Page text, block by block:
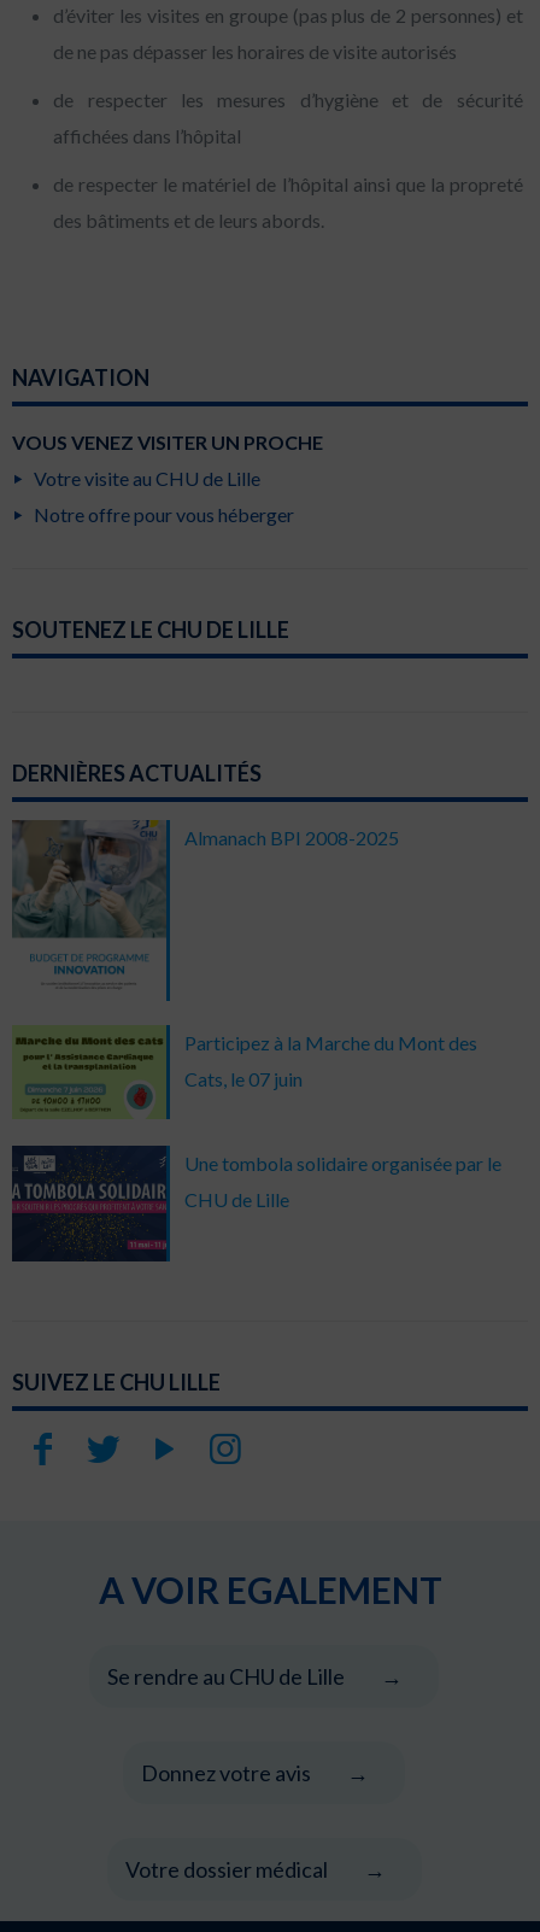
d’éviter les visites en groupe (pas plus de 2 personnes) et
de ne pas dépasser les horaires de visite autorisés
de respecter les mesures d’hygiène et de sécurité
affichées dans l’hôpital
de respecter le matériel de l’hôpital ainsi que la propreté
des bâtiments et de leurs abords.
NAVIGATION
VOUS VENEZ VISITER UN PROCHE
Votre visite au CHU de Lille
Notre offre pour vous héberger
SOUTENEZ LE CHU DE LILLE
DERNIÈRES ACTUALITÉS
Almanach BPI 2008-2025
Participez à la Marche du Mont des
Cats, le 07 juin
Une tombola solidaire organisée par le
CHU de Lille
SUIVEZ LE CHU LILLE
A VOIR EGALEMENT
Se rendre au CHU de Lille
Donnez votre avis
Votre dossier médical